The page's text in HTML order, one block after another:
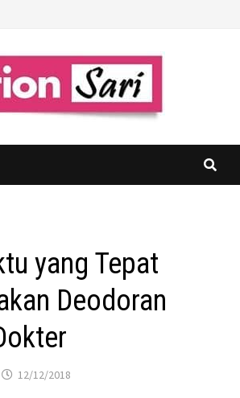
yang Tepat
Deodoran
12/12/2018